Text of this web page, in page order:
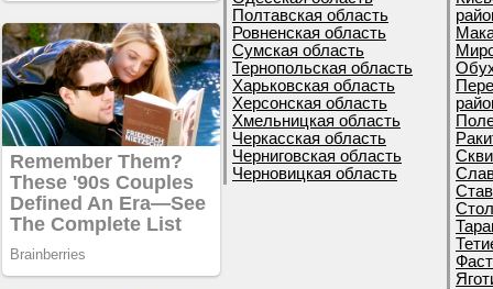
Полтавская область
Ровненская область
Сумская область
Тернопольская область
Харьковская область
Херсонская область
Хмельницкая область
Черкасская область
Черниговская область
Черновицкая область